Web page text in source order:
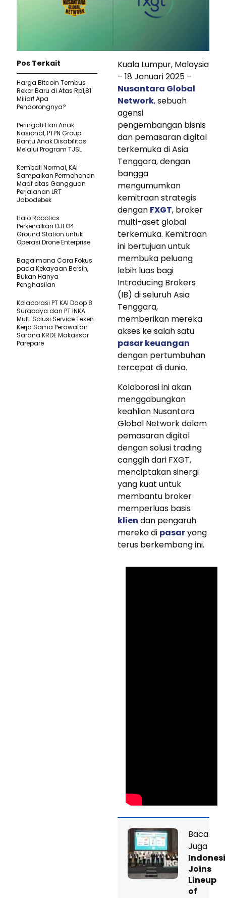
Kuala Lumpur, Malaysia
– 18 Januari 2025 –
Nusantara Global
Network,sebuah
agensi
pengembangan bisnis
dan pemasaran digital
terkemuka di Asia
Tenggara, dengan
bangga
mengumumkan
kemitraan strategis
dengan FXGT, broker
multi-aset global
terkemuka. Kemitraan
ini bertujuan untuk
membuka peluang
lebih luas bagi
Introducing Brokers
(IB) di seluruh Asia
Tenggara,
memberikan mereka
akses ke salah satu
pasar keuangan
dengan pertumbuhan
tercepat di dunia.
Kolaborasi ini akan
menggabungkan
keahlian Nusantara
Global Network dalam
pemasaran digital
dengan solusi trading
canggih dari FXGT,
menciptakan sinergi
yang kuat untuk
membantu broker
memperluas basis
klien dan pengaruh
mereka di pasaryang
terus berkembang ini.
Baca
Juga
Joins
Lineup
of
Pos Terkait
Harga Bitcoin Tembus
Rekor Baru di Atas Rp1,81
Miliar! Apa
Pendorongnya?
Peringati Hari Anak
Nasional, PTPN Group
Bantu Anak Disabilitas
Melalui Program TJSL
Kembali Normal, KAI
Sampaikan Permohonan
Maaf atas Gangguan
Perjalanan LRT
Jabodebek
Halo Robotics
Perkenalkan DJI O4
Ground Station untuk
Operasi Drone Enterprise
Bagaimana Cara Fokus
pada Kekayaan Bersih,
Bukan Hanya
Penghasilan
Kolaborasi PT KAI Daop 8
Surabaya dan PT INKA
Multi Solusi Service Teken
Kerja Sama Perawatan
Sarana KRDE Makassar
Parepare